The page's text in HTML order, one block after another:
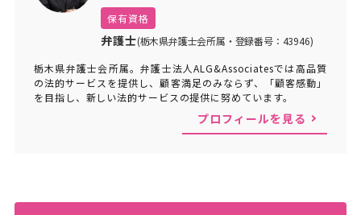
保有資格
弁護士(栃木県弁護士会所属・登録番号：43946)
栃木県弁護士会所属。弁護士法人ALG&Associatesでは高品質
の法的サービスを提供し、顧客満足のみならず、「顧客感動」
を目指し、新しい法的サービスの提供に努めています。
プロフィールを見る